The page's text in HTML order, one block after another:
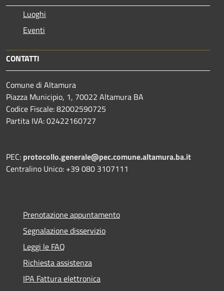
Luoghi
Eventi
CONTATTI
Comune di Altamura
Piazza Municipio, 1, 70022 Altamura BA
Codice Fiscale: 82002590725
Partita IVA: 02422160727
PEC: protocollo.generale@pec.comune.altamura.ba.it
Centralino Unico: +39 080 3107111
Prenotazione appuntamento
Segnalazione disservizio
Leggi le FAQ
Richiesta assistenza
IPA Fattura elettronica